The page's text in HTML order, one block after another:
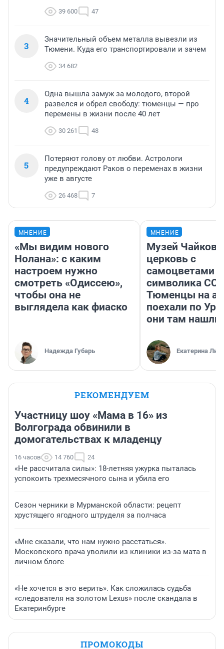
39 600 47
3
Значительный объем металла вывезли из
Тюмени. Куда его транспортировали и зачем
34 682
4
Одна вышла замуж за молодого, второй
развелся и обрел свободу: тюменцы — про
перемены в жизни после 40 лет
30 261 48
5
Потеряют голову от любви. Астрологи
предупреждают Раков о переменах в жизни
уже в августе
26 468 7
МНЕНИЕ
«Мы видим нового
Нолана»: с каким
настроем нужно
смотреть «Одиссею»,
чтобы она не
выглядела как фиаско
Надежда Губарь
МНЕНИЕ
Музей
церковь с
самоцветами
символика
Тюменцы на
поехали по
они там нашли
Екатерина
РЕКОМЕНДУЕМ
Участницу шоу «Мама в 16» из
Волгограда обвинили в
домогательствах к младенцу
16 часов 14 760 24
«Не рассчитала силы»: 18-летняя ужурка пыталась
успокоить трехмесячного сына и убила его
Сезон черники в Мурманской области: рецепт
хрустящего ягодного штруделя за полчаса
«Мне сказали, что нам нужно расстаться».
Московского врача уволили из клиники из-за мата в
личном блоге
«Не хочется в это верить». Как сложилась судьба
«следователя на золотом Lexus» после скандала в
Екатеринбурге
ПРОМОКОДЫ